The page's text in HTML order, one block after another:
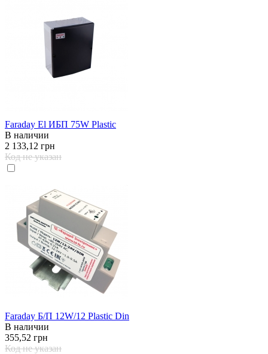
Faraday El ИБП 75W Plastic
В наличии
2 133,12 грн
Код не указан
Faraday Б/П 12W/12 Plastic Din
В наличии
355,52 грн
Код не указан